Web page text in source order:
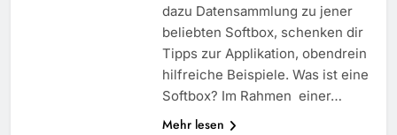
dazu Datensammlung zu jener
beliebten Softbox, schenken dir
Tipps zur Applikation, obendrein
hilfreiche Beispiele. Was ist eine
Softbox? Im Rahmen einer…
Mehr lesen